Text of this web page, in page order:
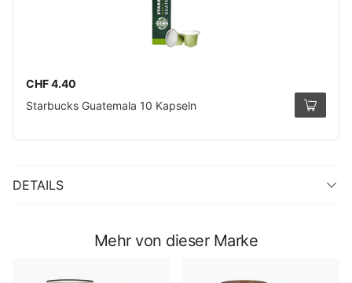
CHF 4.40
Starbucks Guatemala 10 Kapseln
DETAILS
Mehr von dieser Marke